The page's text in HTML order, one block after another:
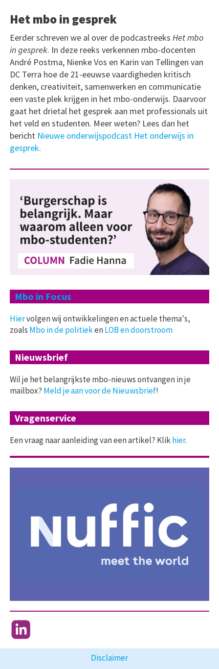
Het mbo in gesprek
Eerder schreven we al over de podcastreeks Het mbo
in gesprek. In deze reeks verkennen mbo-docenten
André Postma, Nienke Vos en Karin van Tellingen van
DC Terra hoe de 21-eeuwse vaardigheden kritisch
denken, creativiteit, samenwerken en communicatie
een vaste plek krijgen in het mbo-onderwijs. Daarvoor
gaat het drietal het gesprek aan met professionals uit
het veld en studenten. Meer weten? Lees dan het
bericht Nieuwe onderwijspodcast Het onderwijs in
gesprek.
Mbo in Focus
Hiervolgen wij ontwikkelingen en actuele thema's,
zoals Mbo in de politiekenLOB en doorstroom
Nieuwsbrief
Wil je het belangrijkste mbo-nieuws ontvangen in je
mailbox? Meld je aan voor de Nieuwsbrief!
Vragenservice
Een vraag naar aanleiding van een artikel? Klikhier.
Disclaimer